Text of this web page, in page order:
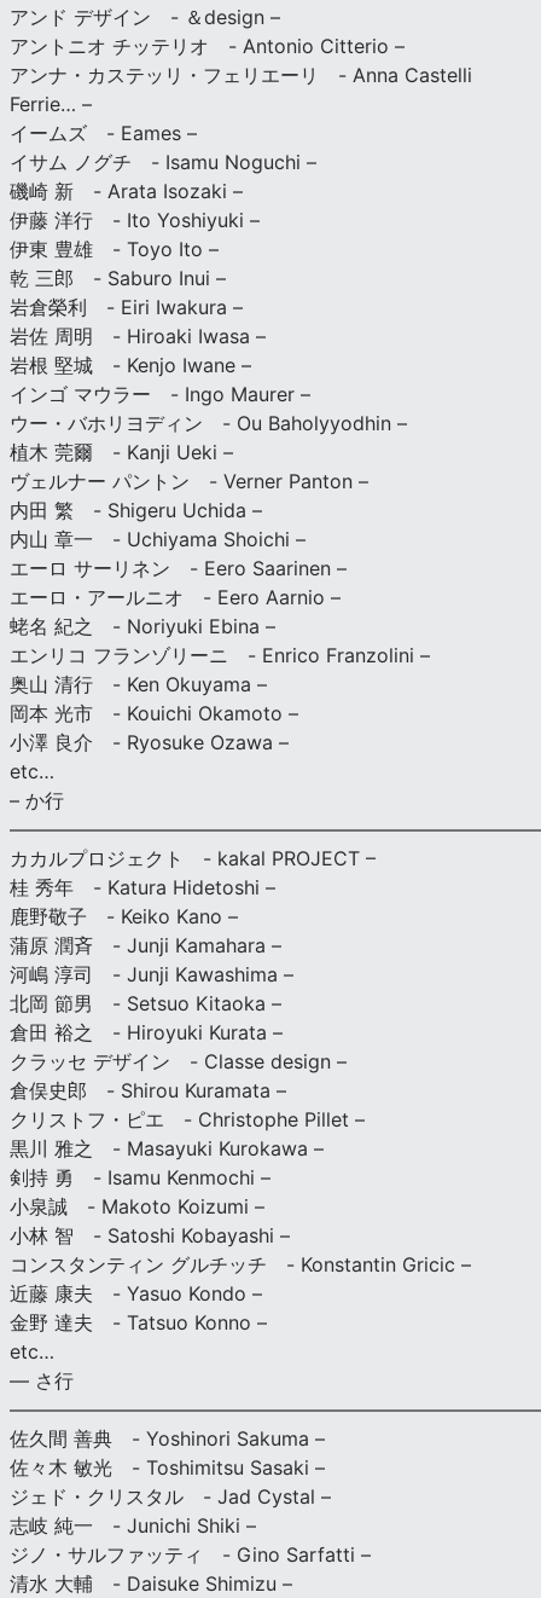
アンド デザイン - ＆design –
アントニオ チッテリオ - Antonio Citterio –
アンナ・カステッリ・フェリエーリ - Anna Castelli
Ferrie… –
イームズ - Eames –
イサム ノグチ - Isamu Noguchi –
磯崎 新 - Arata Isozaki –
伊藤 洋行 - Ito Yoshiyuki –
伊東 豊雄 - Toyo Ito –
乾 三郎 - Saburo Inui –
岩倉榮利 - Eiri Iwakura –
岩佐 周明 - Hiroaki Iwasa –
岩根 堅城 - Kenjo Iwane –
インゴ マウラー - Ingo Maurer –
ウー・バホリヨディン - Ou Baholyyodhin –
植木 莞爾 - Kanji Ueki –
ヴェルナー パントン - Verner Panton –
内田 繁 - Shigeru Uchida –
内山 章一 - Uchiyama Shoichi –
エーロ サーリネン - Eero Saarinen –
エーロ・アールニオ - Eero Aarnio –
蛯名 紀之 - Noriyuki Ebina –
エンリコ フランゾリーニ - Enrico Franzolini –
奥山 清行 - Ken Okuyama –
岡本 光市 - Kouichi Okamoto –
小澤 良介 - Ryosuke Ozawa –
etc…
– か行
カカルプロジェクト - kakal PROJECT –
桂 秀年 - Katura Hidetoshi –
鹿野敬子 - Keiko Kano –
蒲原 潤斉 - Junji Kamahara –
河嶋 淳司 - Junji Kawashima –
北岡 節男 - Setsuo Kitaoka –
倉田 裕之 - Hiroyuki Kurata –
クラッセ デザイン - Classe design –
倉俣史郎 - Shirou Kuramata –
クリストフ・ピエ - Christophe Pillet –
黒川 雅之 - Masayuki Kurokawa –
剣持 勇 - Isamu Kenmochi –
小泉誠 - Makoto Koizumi –
小林 智 - Satoshi Kobayashi –
コンスタンティン グルチッチ - Konstantin Gricic –
近藤 康夫 - Yasuo Kondo –
金野 達夫 - Tatsuo Konno –
etc…
— さ行
佐久間 善典 - Yoshinori Sakuma –
佐々木 敏光 - Toshimitsu Sasaki –
ジェド・クリスタル - Jad Cystal –
志岐 純一 - Junichi Shiki –
ジノ・サルファッティ - Gino Sarfatti –
清水 大輔 - Daisuke Shimizu –